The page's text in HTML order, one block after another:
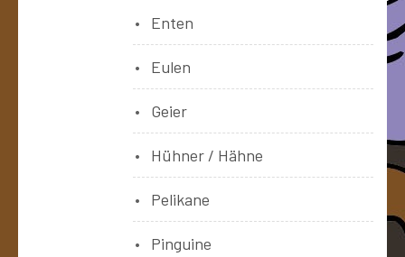
Enten
Eulen
Geier
Hühner / Hähne
Pelikane
Pinguine